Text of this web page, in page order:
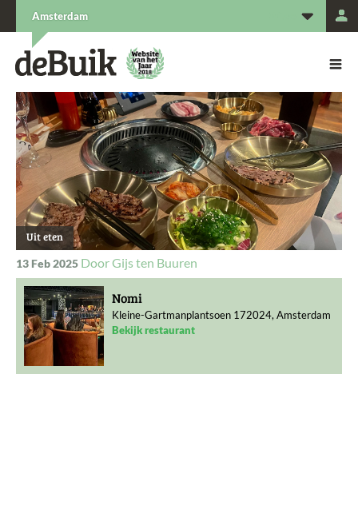
Uit eten
13 Feb 2025 Gijs ten Buuren
Nomi
Kleine-Gartmanplantsoen 172024, Amsterdam
Bekijk restaurant
Amsterdam
De Buik van {city: city}
De Buik